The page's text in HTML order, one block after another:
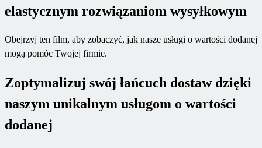
elastycznym rozwiązaniom wysyłkowym
Obejrzyj ten film, aby zobaczyć, jak nasze usługi o wartości dodanej
mogą pomóc Twojej firmie.
Zoptymalizuj swój łańcuch dostaw dzięki
naszym unikalnym usługom o wartości
dodanej